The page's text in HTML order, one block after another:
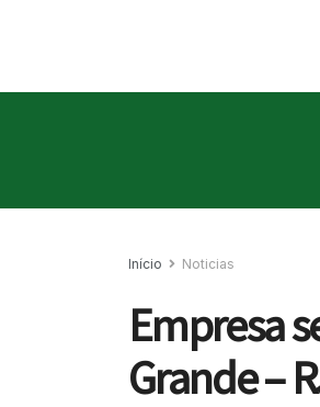
Início Noticias
Empresa
Grande –